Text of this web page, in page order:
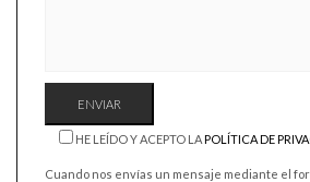
HE LEÍDO Y ACEPTO LAPOLÍTICA DE
Cuando nos envías un mensaje mediante el